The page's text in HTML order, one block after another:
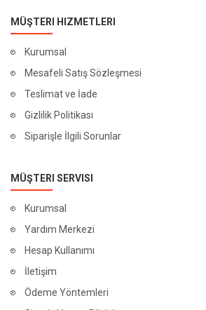
MÜŞTERI HIZMETLERI
Kurumsal
Mesafeli Satış Sözleşmesi
Teslimat ve İade
Gizlilik Politikası
Siparişle İlgili Sorunlar
MÜŞTERI SERVISI
Kurumsal
Yardım Merkezi
Hesap Kullanımı
İletişim
Ödeme Yöntemleri